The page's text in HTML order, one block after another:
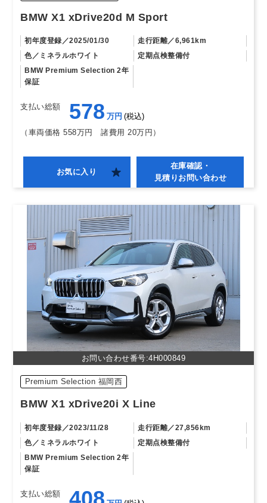
BMW X1 xDrive20d M Sport
初年度登録 2025/01/30 走行距離
6,961km
色
ミネラルホワイト
定期点検整備付
BMW Premium Selection 2年
保証
支払い総額 578 万円
税込
（車両価格 558万円
諸費用 20万円）
お気に入り
在庫確認・
見積りお問い合わせ
お問い合わせ番号:4H000849
Premium Selection 福岡⻄
BMW X1 xDrive20i X Line
初年度登録 2023/11/28 走行距離
27,856km
色
ミネラルホワイト
定期点検整備付
BMW Premium Selection 2年
保証
支払い総額